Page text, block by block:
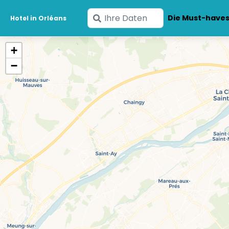
Hotel in Orléans
Geben
Sie
Ihre
Die Must-haves
+
−